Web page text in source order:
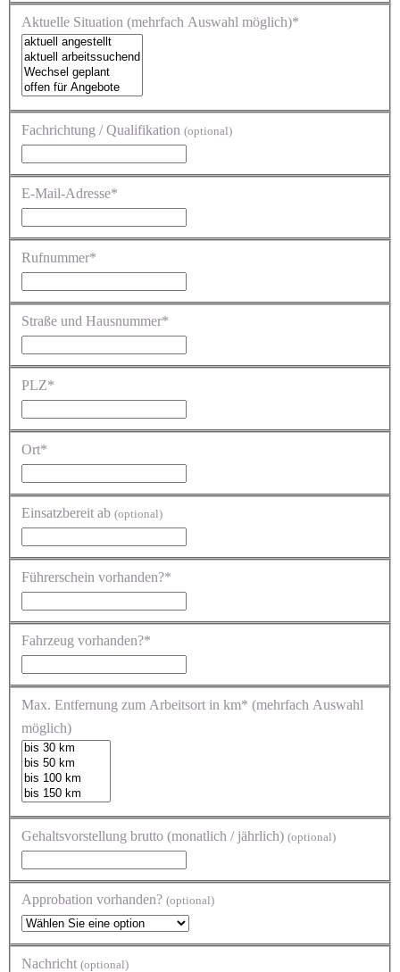
Aktuelle Situation (mehrfach Auswahl möglich)*
Fachrichtung / Qualifikation (optional)
E-Mail-Adresse*
Rufnummer*
Straße und Hausnummer*
PLZ*
Ort*
Einsatzbereit ab (optional)
Führerschein vorhanden?*
Fahrzeug vorhanden?*
Max. Entfernung zum Arbeitsort in km* (mehrfach Auswahl
möglich)
Gehaltsvorstellung brutto (monatlich / jährlich) (optional)
Approbation vorhanden? (optional)
Nachricht (optional)